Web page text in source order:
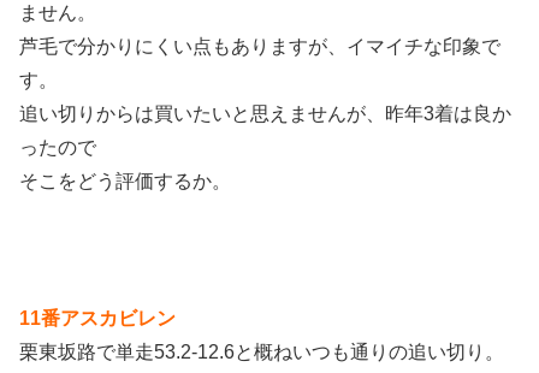
ません。
芦毛で分かりにくい点もありますが、イマイチな印象で
す。
追い切りからは買いたいと思えませんが、昨年3着は良か
ったので
そこをどう評価するか。
11番アスカビレン
栗東坂路で単走53.2-12.6と概ねいつも通りの追い切り。